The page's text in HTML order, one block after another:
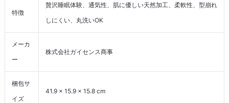
特徴
贅沢睡眠体験、通気性、肌に優しい天然加工、柔軟性、型崩れ
しにくい、丸洗いOK
メーカ
ー
株式会社ガイセンス商事
梱包サ
イズ
41.9 x 15.9 x 15.8 cm